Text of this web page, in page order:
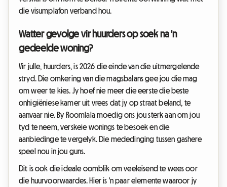
die visumplafon verband hou.
Watter gevolge vir huurders op soek na 'n
gedeelde woning?
Vir julle, huurders, is 2026 die einde van die uitmergelende
stryd. Die omkering van die magsbalans gee jou die mag
om weer te kies. Jy hoef nie meer die eerste die beste
onhigiëniese kamer uit vrees dat jy op straat beland, te
aanvaar nie. By Roomlala moedig ons jou sterk aan om jou
tyd te neem, verskeie wonings te besoek en die
aanbiedinge te vergelyk. Die mededinging tussen gashere
speel nou in jou guns.
Dit is ook die ideale oomblik om veeleisend te wees oor
die huurvoorwaardes. Hier is 'n paar elemente waaroor jy